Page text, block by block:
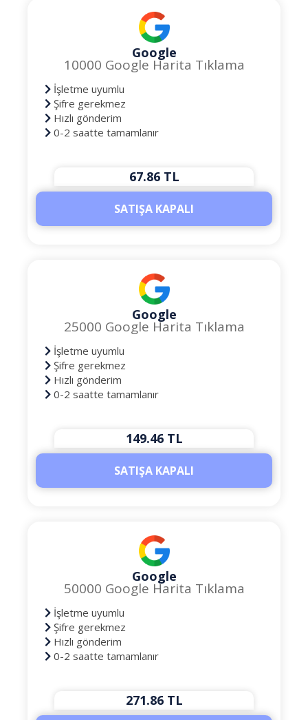
Google
10000 Google Harita Tıklama
İşletme uyumlu
Şifre gerekmez
Hızlı gönderim
0-2 saatte tamamlanır
67.86 TL
SATIŞA KAPALI
Google
25000 Google Harita Tıklama
İşletme uyumlu
Şifre gerekmez
Hızlı gönderim
0-2 saatte tamamlanır
149.46 TL
SATIŞA KAPALI
Google
50000 Google Harita Tıklama
İşletme uyumlu
Şifre gerekmez
Hızlı gönderim
0-2 saatte tamamlanır
271.86 TL